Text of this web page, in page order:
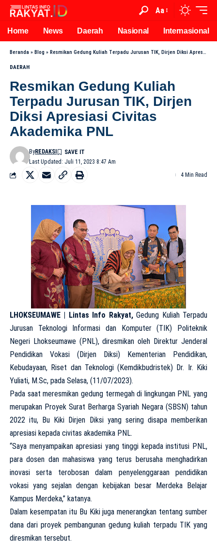
Aa
Home News Daerah Nasional Internasional
Beranda » Blog » Resmikan Gedung Kuliah Terpadu Jurusan TIK, Dirjen Diksi Apresiasi Civitas Akademika PNL
DAERAH
Resmikan Gedung Kuliah
Terpadu Jurusan TIK, Dirjen
Diksi Apresiasi Civitas
Akademika PNL
Last Updated: Juli 11, 2023 8:47 Am
ByREDAKSI
4 Min Read
LHOKSEUMAWE | Lintas Info Rakyat,Gedung Kuliah Terpadu
Jurusan Teknologi Informasi dan Komputer (TIK) Politeknik
Negeri Lhokseumawe (PNL), diresmikan oleh Direktur Jenderal
Pendidikan Vokasi (Dirjen Diksi) Kementerian Pendidikan,
Kebudayaan, Riset dan Teknologi (Kemdikbudristek) Dr. Ir. Kiki
Yuliati, M.Sc, pada Selasa, (11/07/2023).
Pada saat meresmikan gedung termegah di lingkungan PNL yang
merupakan Proyek Surat Berharga Syariah Negara (SBSN) tahun
2022 itu, Bu Kiki Dirjen Diksi yang sering disapa memberikan
apresiasi kepada civitas akademika PNL.
“Saya menyampaikan apresiasi yang tinggi kepada institusi PNL,
para dosen dan mahasiswa yang terus berusaha menghadirkan
inovasi serta terobosan dalam penyelenggaraan pendidikan
vokasi yang sejalan dengan kebijakan besar Merdeka Belajar
Kampus Merdeka,” katanya.
Dalam kesempatan itu Bu Kiki juga menerangkan tentang sumber
dana dari proyek pembangunan gedung kuliah terpadu TIK yang
diresmikan tersebut.